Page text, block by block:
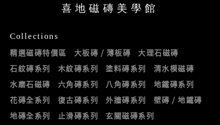
喜地磁磚美學館
Collections
精選磁磚特價區 大板磚 / 薄板磚
大理石磁磚
石紋磚系列
木紋磚系列 塗料磚系列
清水模磁磚
水磨石磁磚
六角磚系列 八角磚系列
地鐵磚系列
花磚全系列
復古磚系列 外牆磚系列
壁磚 / 地鐵磚
地磚全系列
止滑磚系列
玄關磁磚系列